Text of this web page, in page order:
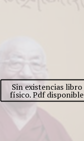
Sin existencias libro
físico. Pdf disponible